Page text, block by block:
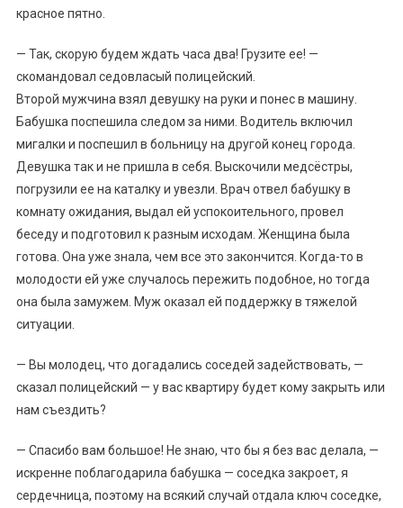
красное пятно.
— Так, скорую будем ждать часа два! Грузите ее! —
скомандовал седовласый полицейский.
Второй мужчина взял девушку на руки и понес в машину.
Бабушка поспешила следом за ними. Водитель включил
мигалки и поспешил в больницу на другой конец города.
Девушка так и не пришла в себя. Выскочили медсёстры,
погрузили ее на каталку и увезли. Врач отвел бабушку в
комнату ожидания, выдал ей успокоительного, провел
беседу и подготовил к разным исходам. Женщина была
готова. Она уже знала, чем все это закончится. Когда-то в
молодости ей уже случалось пережить подобное, но тогда
она была замужем. Муж оказал ей поддержку в тяжелой
ситуации.
— Вы молодец, что догадались соседей задействовать, —
сказал полицейский — у вас квартиру будет кому закрыть или
нам съездить?
— Спасибо вам большое! Не знаю, что бы я без вас делала, —
искренне поблагодарила бабушка — соседка закроет, я
сердечница, поэтому на всякий случай отдала ключ соседке,